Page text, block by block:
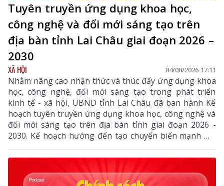
Tuyên truyền ứng dụng khoa học,
công nghệ và đổi mới sáng tạo trên
địa bàn tỉnh Lai Châu giai đoạn 2026 –
2030
XÃ HỘI 04/08/2026 17:11
Nhằm nâng cao nhận thức và thúc đẩy ứng dụng khoa
học, công nghệ, đổi mới sáng tạo trong phát triển
kinh tế - xã hội, UBND tỉnh Lai Châu đã ban hành Kế
hoạch tuyên truyền ứng dụng khoa học, công nghệ và
đổi mới sáng tạo trên địa bàn tỉnh giai đoạn 2026 -
2030. Kế hoạch hướng đến tạo chuyển biến mạnh mẽ
từ nhận thức đến hành động, phát huy vai trò của
khoa học, công nghệ, đổi mới sáng tạo và chuyển đổi
số, góp phần thực hiện hiệu quả các mục tiêu phát
triển của tỉnh trong giai đoạn mới.